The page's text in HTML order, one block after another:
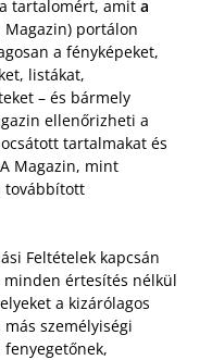
tartalomért, amit a
portálon
a fényképeket,
listákat,
– és bármely
ellenőrizheti a
tartalmakat és
Magazin, mint
továbbított
Feltételek kapcsán
minden értesítés nélkül
a kizárólagos
személyiségi